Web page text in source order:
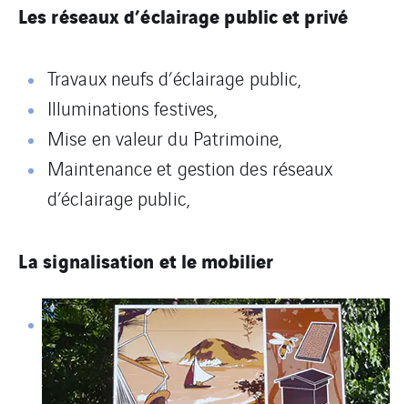
Les réseaux d’éclairage public et privé
Travaux neufs d’éclairage public,
Illuminations festives,
Mise en valeur du Patrimoine,
Maintenance et gestion des réseaux
d’éclairage public,
La signalisation et le mobilier